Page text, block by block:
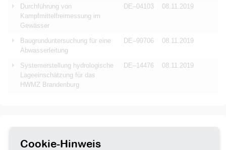
Durchführung von
Kampfmittelfreimessung im
Gewässer
DE–04103 08.11.2019
Baugrunduntersuchung für eine
Abwasserleitung
DE–99706 08.11.2019
Systemerstellung hydrologische
Lageeinschätzung für das
HWMZ Brandenburg
DE–14476 08.11.2019
Titel
Durchführung von Grund-,
Cookie-Hinweis